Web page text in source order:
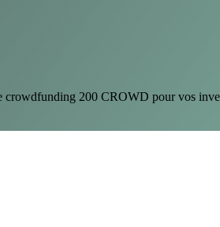
crowdfunding 200 CROWD pour vos